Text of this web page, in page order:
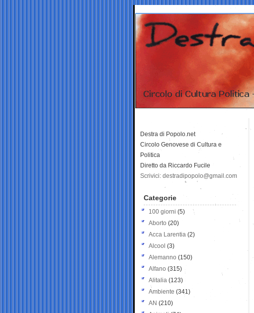
Destra di Popolo.net
Circolo Genovese di Cultura e
Politica
Diretto da Riccardo Fucile
Scrivici: destradipopolo@gmail.com
Categorie
100 giorni (5)
Aborto (20)
Acca Larentia (2)
Alcool (3)
Alemanno (150)
Alfano (315)
Alitalia (123)
Ambiente (341)
AN (210)